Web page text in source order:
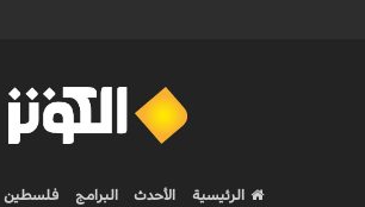
الرئيسية الأحدث البرامج فلسطين